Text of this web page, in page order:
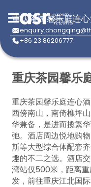
重庆茶园馨乐庭连
+86 23 86206777
重庆茶园馨乐
重庆茶园馨乐庭连心
西傍南山，南倚樵坪
华兼备，是进而揽繁
弛。酒店周边悦地购
斯等大型综合体配套
趣的不二之选。酒店
湾站仅500米，距离
发，前往重庆江北国